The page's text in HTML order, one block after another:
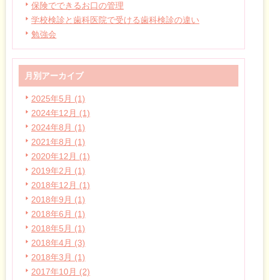
保険でできるお口の管理
学校検診と歯科医院で受ける歯科検診の違い
勉強会
月別アーカイブ
2025年5月 (1)
2024年12月 (1)
2024年8月 (1)
2021年8月 (1)
2020年12月 (1)
2019年2月 (1)
2018年12月 (1)
2018年9月 (1)
2018年6月 (1)
2018年5月 (1)
2018年4月 (3)
2018年3月 (1)
2017年10月 (2)